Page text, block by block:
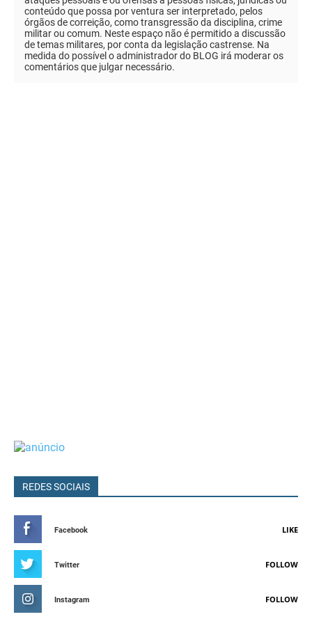
conteúdo que possa por ventura ser interpretado, pelos
órgãos de correição, como transgressão da disciplina, crime
militar ou comum. Neste espaço não é permitido a discussão
de temas militares, por conta da legislação castrense. Na
medida do possível o administrador do BLOG irá moderar os
comentários que julgar necessário.
REDES SOCIAIS
Facebook LIKE
Twitter FOLLOW
Instagram FOLLOW